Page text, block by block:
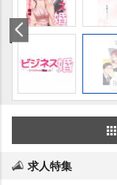
求人特集